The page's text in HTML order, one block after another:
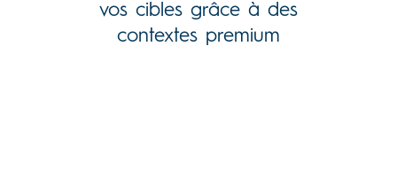
vos cibles grâce à des
contextes premium